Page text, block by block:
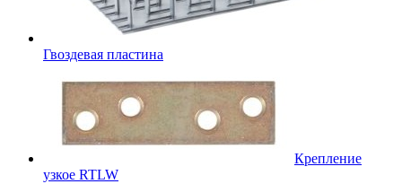
Гвоздевая пластина
Крепление
узкое RTLW